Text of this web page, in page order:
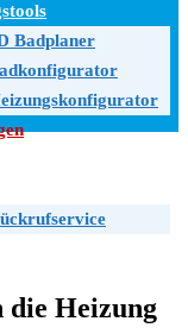
Badplaner
die Heizung